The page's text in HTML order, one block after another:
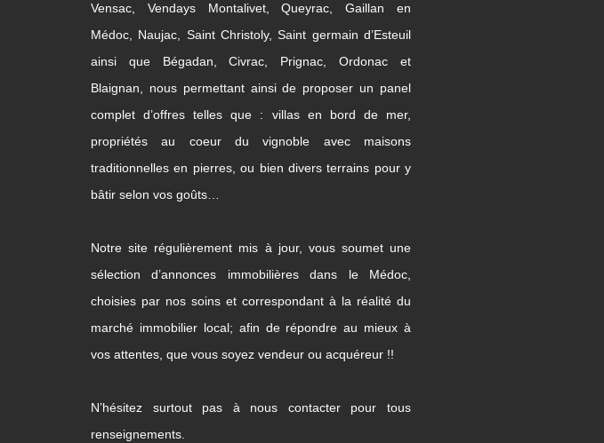
Vensac, Vendays Montalivet, Queyrac, Gaillan en
Médoc, Naujac, Saint Christoly, Saint germain d’Esteuil
ainsi que Bégadan, Civrac, Prignac, Ordonac et
Blaignan, nous permettant ainsi de proposer un panel
complet d’offres telles que : villas en bord de mer,
propriétés au coeur du vignoble avec maisons
traditionnelles en pierres, ou bien divers terrains pour y
bâtir selon vos goûts…
Notre site régulièrement mis à jour, vous soumet une
sélection d’annonces immobilières dans le Médoc,
choisies par nos soins et correspondant à la réalité du
marché immobilier local; afin de répondre au mieux à
vos attentes, que vous soyez vendeur ou acquéreur !!
N’hésitez surtout pas à nous contacter pour tous
renseignements.